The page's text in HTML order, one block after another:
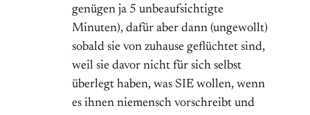
genügen ja 5 unbeaufsichtigte
Minuten), dafür aber dann (ungewollt)
sobald sie von zuhause geflüchtet sind,
weil sie davor nicht für sich selbst
überlegt haben, was SIE wollen, wenn
es ihnen niemensch vorschreibt und